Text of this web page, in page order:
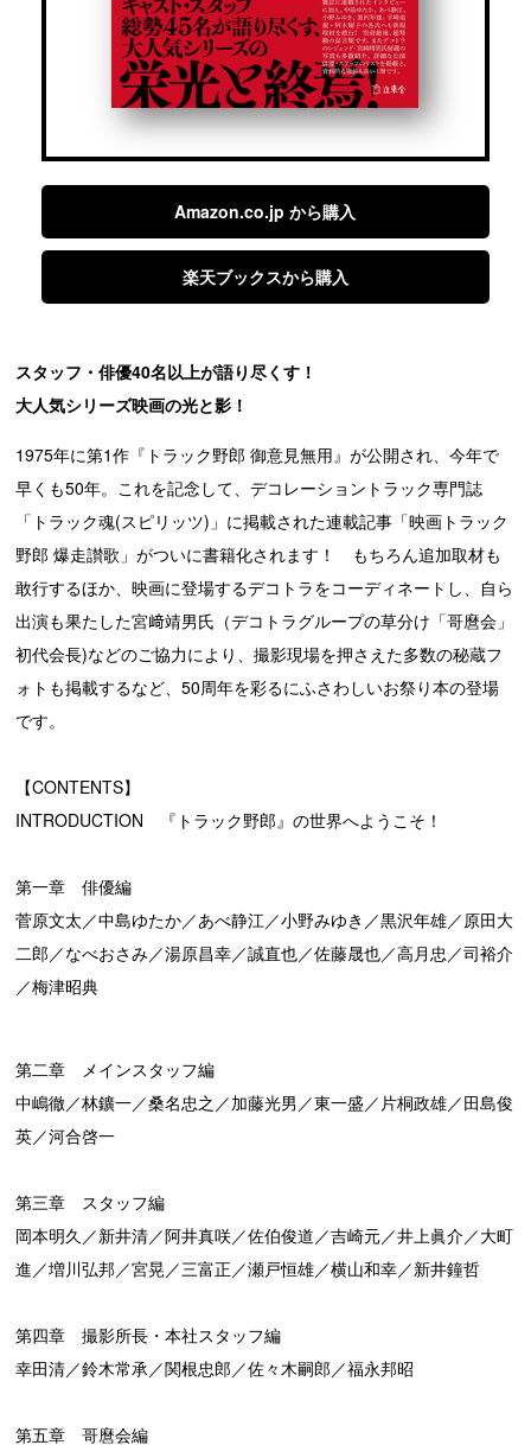
Amazon.co.jp から購入
楽天ブックスから購入
スタッフ・俳優40名以上が語り尽くす！
大人気シリーズ映画の光と影！
1975年に第1作『トラック野郎 御意見無用』が公開され、今年で
早くも50年。これを記念して、デコレーショントラック専門誌
「トラック魂(スピリッツ)」に掲載された連載記事「映画トラック
野郎 爆走讃歌」がついに書籍化されます！ もちろん追加取材も
敢行するほか、映画に登場するデコトラをコーディネートし、自ら
出演も果たした宮﨑靖男氏（デコトラグループの草分け「哥麿会」
初代会長)などのご協力により、撮影現場を押さえた多数の秘蔵フ
ォトも掲載するなど、50周年を彩るにふさわしいお祭り本の登場
です。
【CONTENTS】
INTRODUCTION 『トラック野郎』の世界へようこそ！
第一章 俳優編
菅原文太／中島ゆたか／あべ静江／小野みゆき／黒沢年雄／原田大
二郎／なべおさみ／湯原昌幸／誠直也／佐藤晟也／高月忠／司裕介
／梅津昭典
第二章 メインスタッフ編
中嶋徹／林鑛一／桑名忠之／加藤光男／東一盛／片桐政雄／田島俊
英／河合啓一
第三章 スタッフ編
岡本明久／新井清／阿井真咲／佐伯俊道／吉崎元／井上眞介／大町
進／増川弘邦／宮晃／三富正／瀬戸恒雄／横山和幸／新井鐘哲
第四章 撮影所長・本社スタッフ編
幸田清／鈴木常承／関根忠郎／佐々木嗣郎／福永邦昭
第五章 哥麿会編